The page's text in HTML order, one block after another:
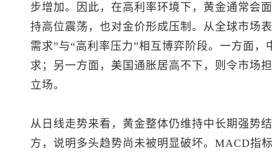
步增加。因此，在高利率环境下，黄金通常会
持高位震荡，也对金价形成压制。从全球市场
需求”与“高利率压力”相互博弈阶段。一方面
求；另一方面，美国通胀居高不下，则令市场
立场。
从日线走势来看，黄金整体仍维持中长期强势
方，说明多头趋势尚未被明显破坏。MACD指